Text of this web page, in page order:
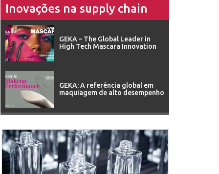
Inovações na supply chain
GEKA – The Global Leader in
High Tech Mascara Innovation
GEKA: A referência global em
maquiagem de alto desempenho